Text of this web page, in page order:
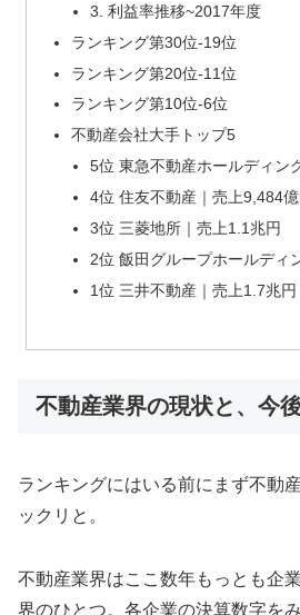
3. 利益率推移~2017年度
ランキング第30位-19位
ランキング第20位-11位
ランキング第10位-6位
不動産会社大手トップ5
5位 東急不動産ホールディン
4位 住友不動産｜売上9,484億
3位 三菱地所｜売上1.1兆円
2位 飯田グループホールディ
1位 三井不動産｜売上1.7兆円
不動産業界の現状と、今
ランキングにはいる前にまず不動
ックリと。
不動産業界はここ数年もっとも企
界のひとつ。各企業の決算数字を